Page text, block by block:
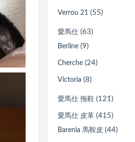
Verrou 21 (55)
愛馬仕 (63)
Berline (9)
Cherche (24)
Victoria (8)
愛馬仕 拖鞋 (121)
愛馬仕 皮革 (415)
Barenia 馬鞍皮 (44)